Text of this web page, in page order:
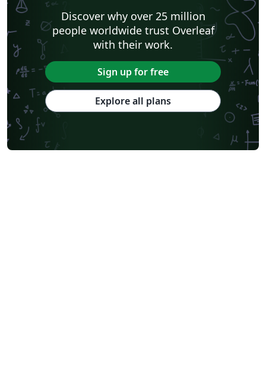
Discover why over 25 million
people worldwide trust Overleaf
with their work.
Sign up for free
Explore all plans